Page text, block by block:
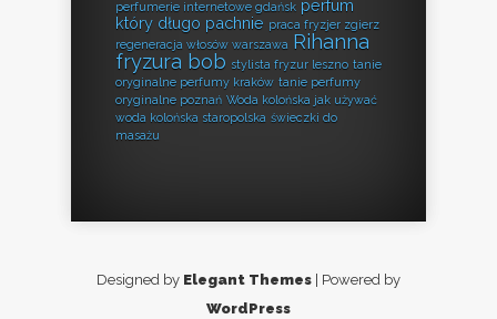
perfumerie internetowe gdańsk perfum
który długo pachnie praca fryzjer zgierz
regeneracja włosów warszawa Rihanna
fryzura bob stylista fryzur leszno tanie
oryginalne perfumy kraków tanie perfumy
oryginalne poznań Woda kolońska jak używać
woda kolońska staropolska świeczki do
masażu
Designed by Elegant Themes | Powered by
WordPress